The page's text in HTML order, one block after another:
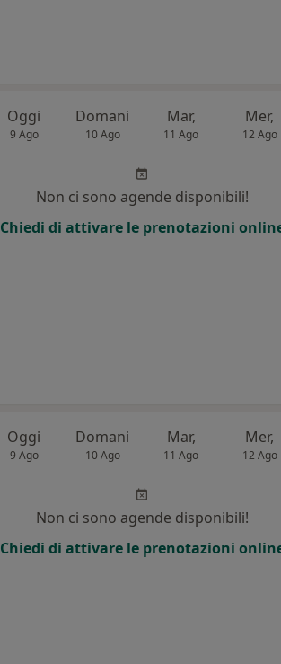
Oggi
9 Ago
Domani
10 Ago
Mar,
11 Ago
Mer,
12 Ago
Non ci sono agende disponibili!
Chiedi di attivare le prenotazioni
Oggi
9 Ago
Domani
10 Ago
Mar,
11 Ago
Mer,
12 Ago
Non ci sono agende disponibili!
Chiedi di attivare le prenotazioni